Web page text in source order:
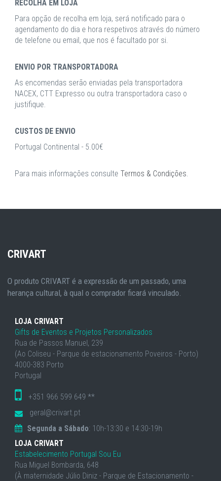
RECOLHA EM LOJA
Para opção de recolha em loja, será notificado para o
agendamento do dia e hora respetivos através do número
de telefone ou email, que nos é facultado por si.
ENVIO POR TRANSPORTADORA
As encomendas serão enviadas pela transportadora
NACEX, CTT Expresso ou outra transportadora caso o
justifique.
CUSTOS DE ENVIO
Portugal Continental - 5.00€
Para mais informações consulte Termos & Condições.
CRIVART
O produto CRIVART é a expressão de um passado, uma
herança cultural, à qual o comprador ficará vinculado.
LOJA CRIVART
Gifts de Eventos e Projetos Personalizados
Rua de Passos Manuel, 239
(Ao Coliseu - Parque de estacionamento Poveiros - Porto)
4000-383 Porto
Portugal
+351 966 599 649 **
geral@crivart.pt
Segunda a Sábado: 10h-13:30 e 14:30-19h
LOJA CRIVART
Estabelecimento Portugal Sou Eu
Rua Miguel Bombarda, 648
(À maternidade Júlio Diniz - Parque de Estacionamento -